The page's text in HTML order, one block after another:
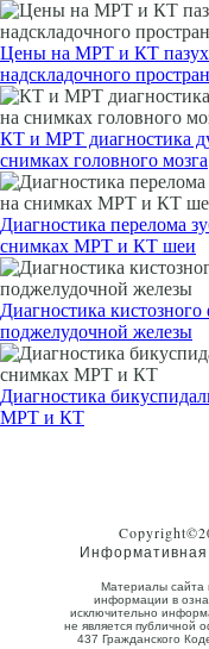
Цены на МРТ и КТ пазух
надскладочного
КТ и МРТ диагностика
снимках головного мозга
Диагностика перелома
снимках МРТ и КТ шеи
Диагностика
поджелудочной железы
Диагностика
МРТ и КТ
Информативная
Материалы сайта
информации в
исключительно
не является публичной
437 Гражданского